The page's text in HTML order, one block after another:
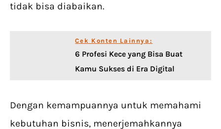
tidak bisa diabaikan.
Cek Konten Lainnya:
6 Profesi Kece yang Bisa Buat
Kamu Sukses di Era Digital
Dengan kemampuannya untuk memahami
kebutuhan bisnis, menerjemahkannya